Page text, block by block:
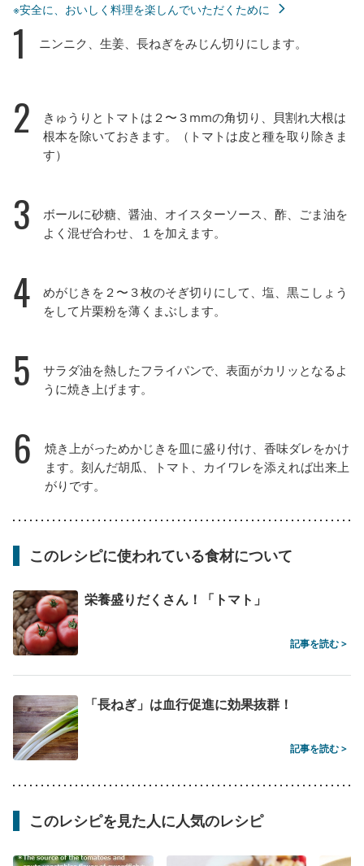
※安全に、おいしく料理を楽しんでいただくために
1 ニンニク、生姜、長ねぎをみじん切りにします。
2
きゅうりとトマトは２〜３mmの角切り、貝割れ大根は
根本を除いておきます。（トマトは皮と種を取り除きま
す）
3
ボールに砂糖、醤油、オイスターソース、酢、ごま油を
よく混ぜ合わせ、１を加えます。
4
めがじきを２〜３枚のそぎ切りにして、塩、黒こしょう
をして片栗粉を薄くまぶします。
5
サラダ油を熱したフライパンで、表面がカリッとなるよ
うに焼き上げます。
6
焼き上がっためかじきを皿に盛り付け、香味ダレをかけ
ます。刻んだ胡瓜、トマト、カイワレを添えれば出来上
がりです。
このレシピに使われている食材について
栄養盛りだくさん！「トマト」
記事を読む >
「長ねぎ」は血行促進に効果抜群！
記事を読む >
このレシピを見た人に人気のレシピ